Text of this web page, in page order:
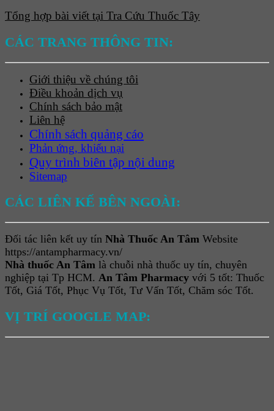
Tổng hợp bài viết tại Tra Cứu Thuốc Tây
CÁC TRANG THÔNG TIN:
Giới thiệu về chúng tôi
Điều khoản dịch vụ
Chính sách bảo mật
Liên hệ
Chính sách quảng cáo
Phản ứng, khiếu nại
Quy trình biên tập nội dung
Sitemap
CÁC LIÊN KẾ BÊN NGOÀI:
Đối tác liên kết uy tín Nhà Thuốc An Tâm Website
https://antampharmacy.vn/
Nhà thuốc An Tâm là chuỗi nhà thuốc uy tín, chuyên
nghiệp tại Tp HCM. An Tâm Pharmacy với 5 tốt: Thuốc
Tốt, Giá Tốt, Phục Vụ Tốt, Tư Vấn Tốt, Chăm sóc Tốt.
VỊ TRÍ GOOGLE MAP: